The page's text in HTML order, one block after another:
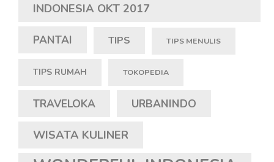
INDONESIA OKT 2017
PANTAI TIPS TIPS MENULIS
TIPS RUMAH TOKOPEDIA
TRAVELOKA URBANINDO
WISATA KULINER